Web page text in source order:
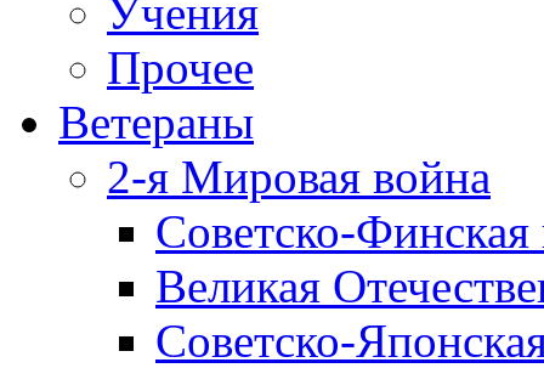
Учения
Прочее
Ветераны
2-я Мировая война
Советско-
Великая
Советско-